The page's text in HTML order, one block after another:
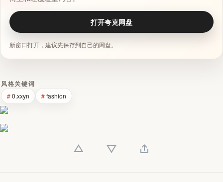
打开夸克网盘
新窗口打开，建议先保存到自己的网盘。
风格关键词
0.xxyn fashion